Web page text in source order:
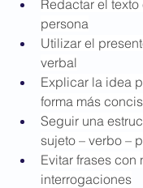
Redactar el texto
persona
Utilizar el
verbal
Explicar la idea
forma más
Seguir una
sujeto – verbo –
Evitar frases con
interrogaciones